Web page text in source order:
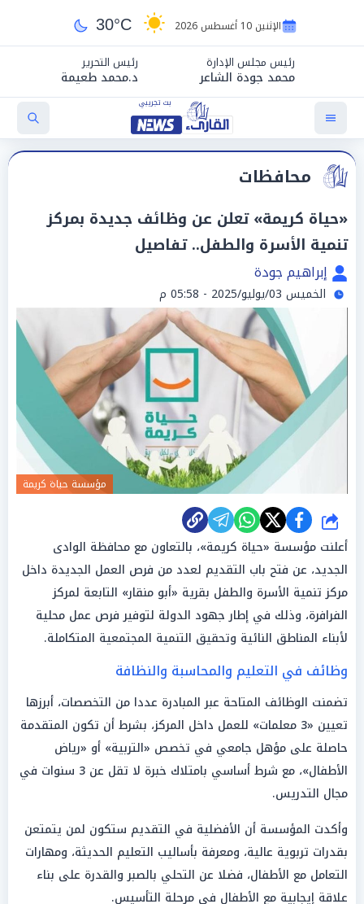
الإثنين 10 أغسطس 2026 30°C
رئيس مجلس الإدارة
محمد جودة الشاعر
رئيس التحرير
د.محمد طعيمة
محافظات
«حياة كريمة» تعلن عن وظائف جديدة بمركز
تنمية الأسرة والطفل.. تفاصيل
إبراهيم جودة
الخميس 03/يوليو/2025 - 05:58 م
مؤسسة حياة كريمة
شارك
أعلنت مؤسسة «حياة كريمة»، بالتعاون مع محافظة الوادى
الجديد، عن فتح باب التقديم لعدد من فرص العمل الجديدة داخل
مركز تنمية الأسرة والطفل بقرية «أبو منقار» التابعة لمركز
الفرافرة، وذلك في إطار جهود الدولة لتوفير فرص عمل محلية
لأبناء المناطق النائية وتحقيق التنمية المجتمعية المتكاملة.
وظائف في التعليم والمحاسبة والنظافة
تضمنت الوظائف المتاحة عبر المبادرة عددا من التخصصات، أبرزها
تعيين «3 معلمات» للعمل داخل المركز، بشرط أن تكون المتقدمة
حاصلة على مؤهل جامعي في تخصص «التربية» أو «رياض
الأطفال»، مع شرط أساسي بامتلاك خبرة لا تقل عن 3 سنوات في
مجال التدريس.
وأكدت المؤسسة أن الأفضلية في التقديم ستكون لمن يتمتعن
بقدرات تربوية عالية، ومعرفة بأساليب التعليم الحديثة، ومهارات
التعامل مع الأطفال، فضلا عن التحلي بالصبر والقدرة على بناء
علاقة إيجابية مع الأطفال في مرحلة التأسيس.